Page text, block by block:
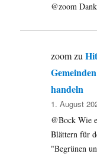
@zoom
zoomzu
handeln
1. August
@Bock Wie
Blättern für
"Begrünen